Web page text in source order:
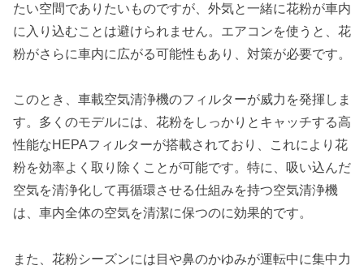
たい空間でありたいものですが、外気と一緒に花粉が車内
に入り込むことは避けられません。エアコンを使うと、花
粉がさらに車内に広がる可能性もあり、対策が必要です。
このとき、車載空気清浄機のフィルターが威力を発揮しま
す。多くのモデルには、花粉をしっかりとキャッチする高
性能なHEPAフィルターが搭載されており、これにより花
粉を効率よく取り除くことが可能です。特に、吸い込んだ
空気を清浄化して再循環させる仕組みを持つ空気清浄機
は、車内全体の空気を清潔に保つのに効果的です。
また、花粉シーズンには目や鼻のかゆみが運転中に集中力